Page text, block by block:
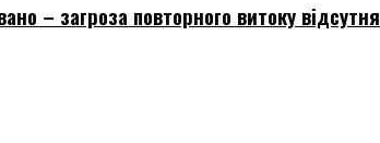
– загроза повторного витоку відсутня